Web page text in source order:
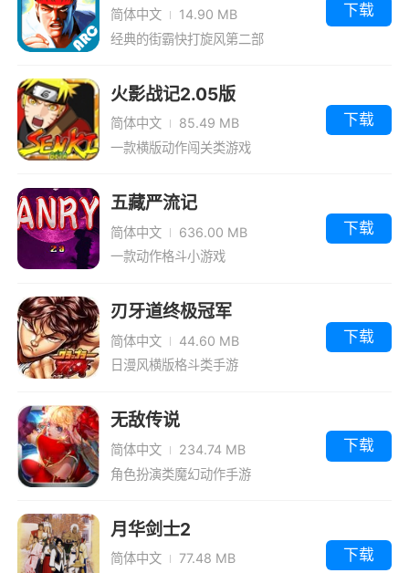
简体中文
14.90 MB
经典的街霸快打旋风第二部
下载
火影战记2.05版
简体中文
85.49 MB
一款横版动作闯关类游戏
下载
五藏严流记
简体中文
636.00 MB
一款动作格斗小游戏
下载
刃牙道终极冠军
简体中文
44.60 MB
日漫风横版格斗类手游
下载
无敌传说
简体中文
234.74 MB
角色扮演类魔幻动作手游
下载
月华剑士2
简体中文
77.48 MB
下载